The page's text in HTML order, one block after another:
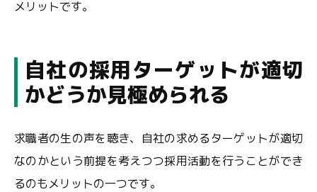
メリットです。
自社の採用ターゲットが適切
かどうか見極められる
求職者の生の声を聴き、自社の求めるターゲットが適切
なのかという前提を考えつつ採用活動を行うことができ
るのもメリットの一つです。